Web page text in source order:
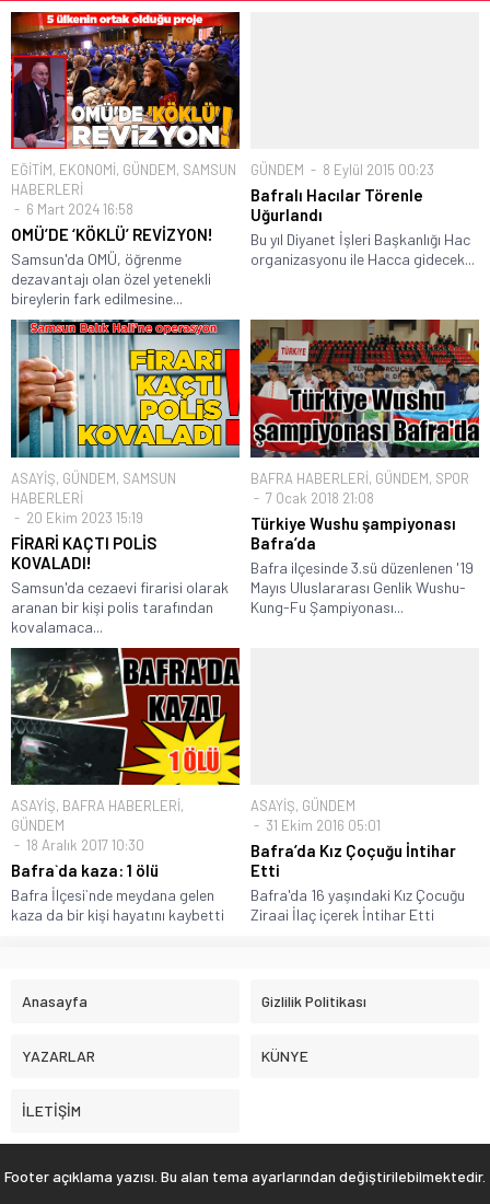
EĞİTİM, EKONOMİ, GÜNDEM, SAMSUN
HABERLERİ
6 Mart 2024 16:58
OMÜ’DE ‘KÖKLÜ’ REVİZYON!
Samsun'da OMÜ, öğrenme
dezavantajı olan özel yetenekli
bireylerin fark edilmesine...
GÜNDEM 8 Eylül 2015 00:23
Bafralı Hacılar Törenle
Uğurlandı
Bu yıl Diyanet İşleri Başkanlığı Hac
organizasyonu ile Hacca gidecek...
ASAYİŞ, GÜNDEM, SAMSUN
HABERLERİ
20 Ekim 2023 15:19
FİRARİ KAÇTI POLİS
KOVALADI!
Samsun'da cezaevi firarisi olarak
aranan bir kişi polis tarafından
kovalamaca...
BAFRA HABERLERİ, GÜNDEM, SPOR
7 Ocak 2018 21:08
Türkiye Wushu şampiyonası
Bafra’da
Bafra ilçesinde 3.sü düzenlenen '19
Mayıs Uluslararası Genlik Wushu-
Kung-Fu Şampiyonası...
ASAYİŞ, BAFRA HABERLERİ,
GÜNDEM
18 Aralık 2017 10:30
Bafra`da kaza: 1 ölü
Bafra İlçesi`nde meydana gelen
kaza da bir kişi hayatını kaybetti
ASAYİŞ, GÜNDEM
31 Ekim 2016 05:01
Bafra’da Kız Çoçuğu İntihar
Etti
Bafra'da 16 yaşındaki Kız Çocuğu
Ziraai İlaç içerek İntihar Etti
Anasayfa Gizlilik Politikası
YAZARLAR KÜNYE
İLETİŞİM
Footer açıklama yazısı. Bu alan tema ayarlarından değiştirilebilmektedir.